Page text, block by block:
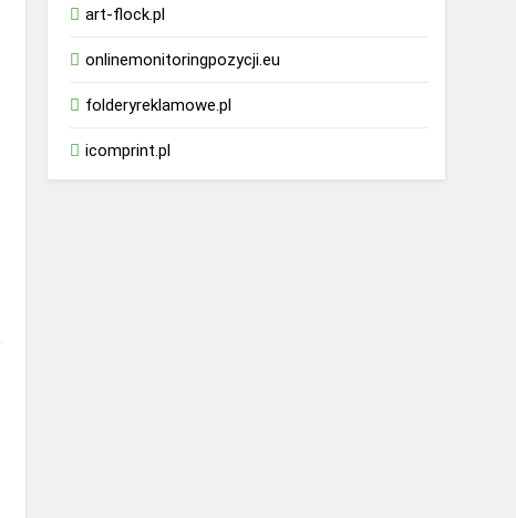
art-flock.pl
onlinemonitoringpozycji.eu
folderyreklamowe.pl
icomprint.pl